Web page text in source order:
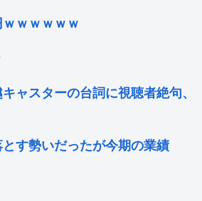
ｗｗｗｗｗ
ャスターの台詞に視聴者絶句、
す勢いだったが今期の業績